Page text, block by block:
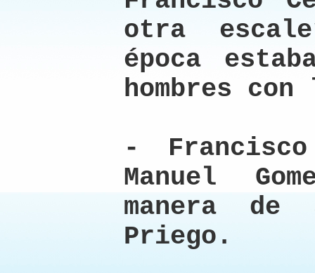
otra
época
hombres
- Francisco
Manuel
manera
Priego.